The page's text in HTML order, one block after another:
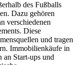
des Fußballs
Dazu gehören
verschiedenen
Diese
und tragen
Immobilienkäufe in
Start-ups und